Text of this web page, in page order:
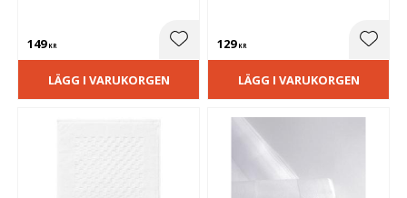
149KR Lägg till i favoriter
LÄGG I VARUKORGEN
129KR
LÄGG I VARUKORGEN